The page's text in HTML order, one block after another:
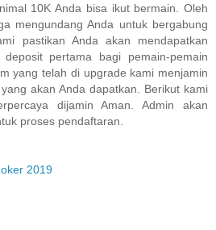
10K Anda bisa ikut bermain. Oleh
mengundang Anda untuk bergabung
pastikan Anda akan mendapatkan
pertama bagi pemain-pemain
yang telah di upgrade kami menjamin
akan Anda dapatkan. Berikut kami
dijamin Aman. Admin akan
proses pendaftaran.
2019